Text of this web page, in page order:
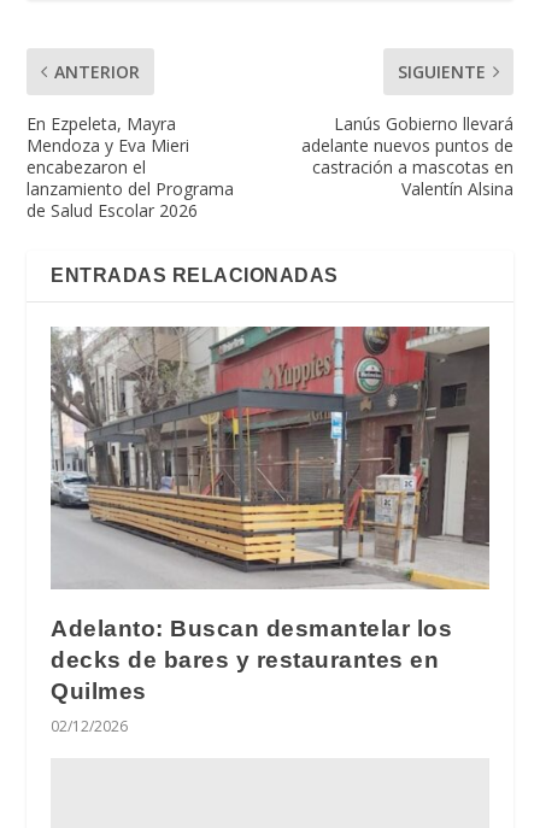
ANTERIOR
En Ezpeleta, Mayra
Mendoza y Eva Mieri
encabezaron el
lanzamiento del Programa
de Salud Escolar 2026
SIGUIENTE
Lanús Gobierno llevará
adelante nuevos puntos de
castración a mascotas en
Valentín Alsina
ENTRADAS RELACIONADAS
Adelanto: Buscan desmantelar los
decks de bares y restaurantes en
Quilmes
02/12/2026